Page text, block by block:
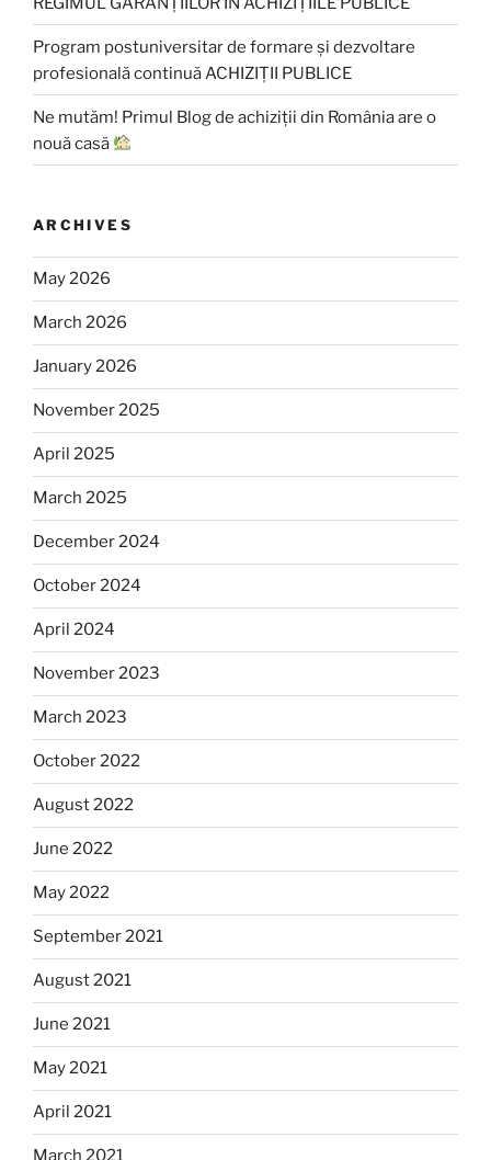
Program postuniversitar de formare și dezvoltare
profesională continuă ACHIZIȚII PUBLICE
Ne mutăm! Primul Blog de achiziții din România are o
nouă casă
ARCHIVES
May 2026
March 2026
January 2026
November 2025
April 2025
March 2025
December 2024
October 2024
April 2024
November 2023
March 2023
October 2022
August 2022
June 2022
May 2022
September 2021
August 2021
June 2021
May 2021
April 2021
March 2021